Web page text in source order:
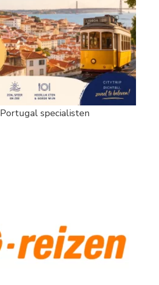
Portugal specialisten